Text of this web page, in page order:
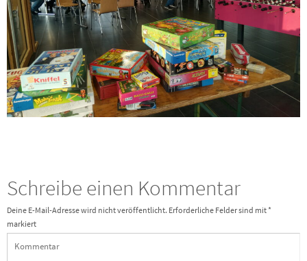
Schreibe einen Kommentar
Deine E-Mail-Adresse wird nicht veröffentlicht. Erforderliche Felder sind mit *
markiert